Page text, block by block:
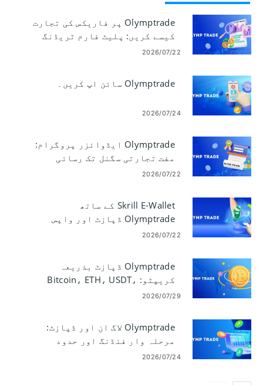
Olymptrade پر فاریکس کی تجارت
کیسے کریں: پلیٹ فارم ٹریڈنگ
کی بنیادی باتیں
2026/07/22
Olymptrade سائن اپ کریں۔
2026/07/24
Olymptrade ایڈوائزر پروگرام:
مفت تجارتی سگنل تک رسائی
2026/07/22
Skrill E-Wallet کے ساتھ
Olymptrade ڈپازٹ اور واپس
لینا: اقدامات اور حدود
2026/07/22
Olymptrade ڈپازٹ بذریعہ
کریپٹو: Bitcoin، ETH، USDT،
Lunu
2026/07/29
Olymptrade لاگ ان اور ڈپازٹ:
مرحلہ وار فنڈنگ ​​اور حدود
2026/07/24